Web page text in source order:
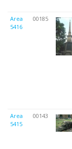
Area
5416
00185
Area
5415
00143